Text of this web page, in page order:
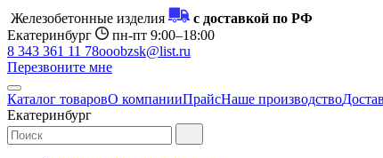
Железобетонные изделия
с доставкой по РФ
Екатеринбург
пн-пт 9:00–18:00
8 343 361 11 78ooobzsk@list.ru
Перезвоните мне
Каталог товаровО компанииПрайсНаше производство
Екатеринбург